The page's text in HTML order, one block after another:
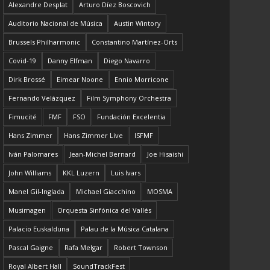
Alexandre Desplat Arturo Díez Boscovich
Auditorio Nacional de Música Austin Wintory
Brussels Philharmonic Constantino Martínez-Orts
Covid-19 Danny Elfman Diego Navarro
Dirk Brossé Eimear Noone Ennio Morricone
Fernando Velázquez Film Symphony Orchestra
Fimucité FMF FSO Fundación Excelentia
Hans Zimmer Hans Zimmer Live ISFMF
Iván Palomares Jean-Michel Bernard Joe Hisaishi
John Williams KKL Luzern Luis Ivars
Manel Gil-Inglada Michael Giacchino MOSMA
Musimagen Orquesta Sinfónica del Vallés
Palacio Euskalduna Palau de la Música Catalana
Pascal Gaigne Rafa Melgar Robert Townson
Royal Albert Hall SoundTrackFest